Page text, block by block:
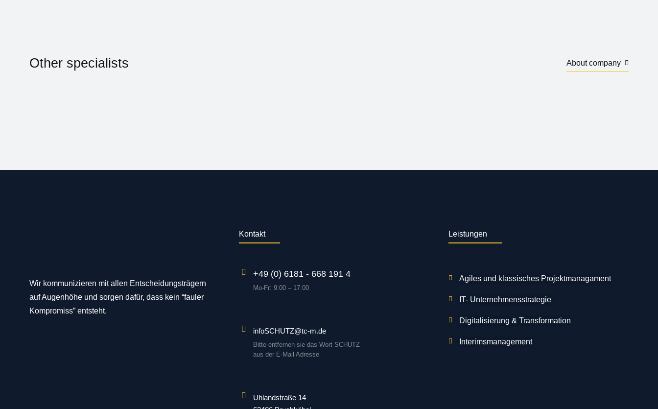
Other specialists About company
Wir kommunizieren mit allen Entscheidungsträgern
auf Augenhöhe und sorgen dafür, dass kein “fauler
Kompromiss” entsteht.
Kontakt
+49 (0) 6181 - 668 191 4
Mo-Fr: 9:00 – 17:00
infoSCHUTZ@tc-m.de
Bitte entfernen sie das Wort SCHUTZ
aus der E-Mail Adresse
Uhlandstraße 14
Leistungen
Agiles und klassisches Projektmanagament
IT- Unternehmensstrategie
Digitalisierung & Transformation
Interimsmanagement